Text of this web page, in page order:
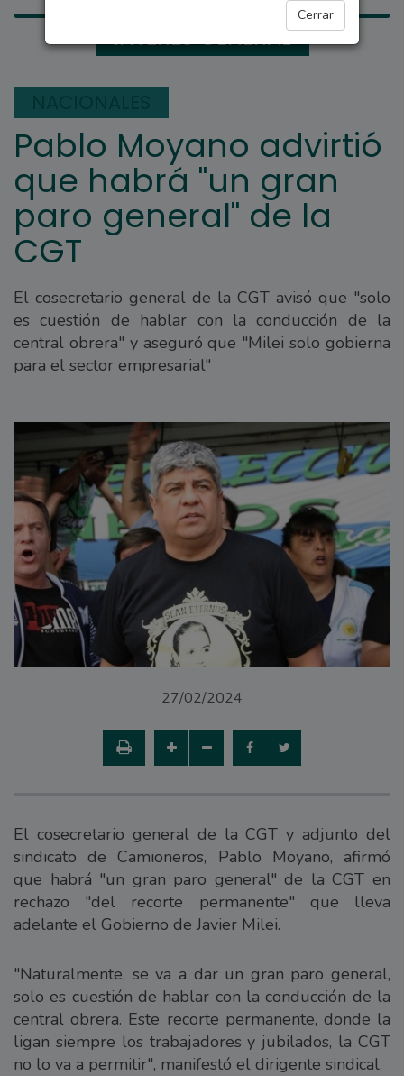
Cerrar
INTERÉS GENERAL
Pablo Moyano advirtió
que habrá "un gran
paro general" de la
CGT
El cosecretario general de la CGT avisó que "solo
es cuestión de hablar con la conducción de la
central obrera" y aseguró que "Milei solo gobierna
para el sector empresarial"
27/02/2024
El cosecretario general de la CGT y adjunto del
sindicato de Camioneros, Pablo Moyano, afirmó
que habrá "un gran paro general" de la CGT en
rechazo "del recorte permanente" que lleva
adelante el Gobierno de Javier Milei.
"Naturalmente, se va a dar un gran paro general,
solo es cuestión de hablar con la conducción de la
central obrera. Este recorte permanente, donde la
ligan siempre los trabajadores y jubilados, la CGT
no lo va a permitir", manifestó el dirigente sindical.